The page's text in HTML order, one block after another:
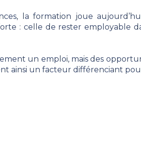
la formation joue
: celle de rester employable
un emploi, mais des
ainsi un facteur différenciant